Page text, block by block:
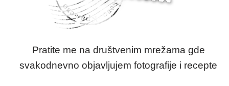
Pratite me na društvenim mrežama gde
svakodnevno objavljujem fotografije i recepte